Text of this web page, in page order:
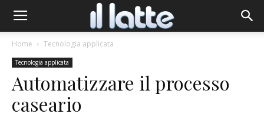
Home Tecnologia applicata
Tecnologia applicata
Automatizzare il processo
caseario